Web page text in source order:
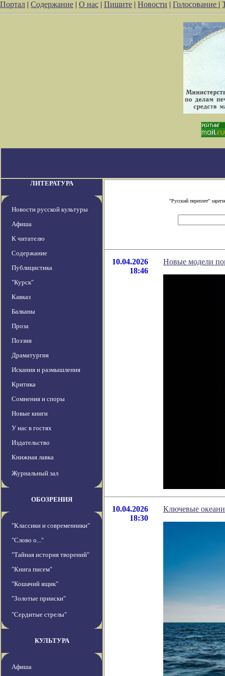
Портал | Содержание | О нас | Пишите | Новости | Голосование |
ЛИТЕРАТУРА
Новости русской культуры
Афиша
К читателю
Содержание
Публицистика
"Курск"
Кавказ
Балканы
Проза
Поэзия
Драматургия
Искания и размышления
Критика
Сомнения и споры
Новые книги
У нас в гостях
Издательство
Книжная лавка
Журнальный зал
ОБОЗРЕНИЯ
"Классики и современники"
"Слово о..."
"Тайная история творений"
"Книга писем"
"Кошачий ящик"
"Золотые прииски"
"Сердитые стрелы"
КУЛЬТУРА
Афиша
"Русский переплет"
10.04.2026
18:46
Новые модели
10.04.2026
18:30
Ключевые